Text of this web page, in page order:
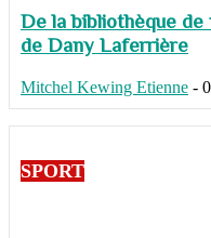
De la bibliothèque
de Dany Laferrière
Mitchel Kewing Etienne -
SPORT